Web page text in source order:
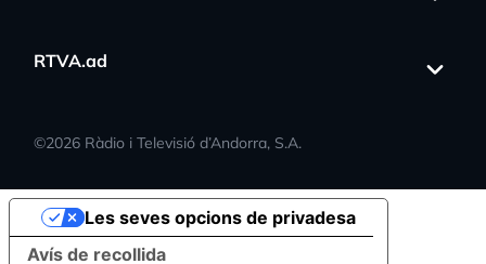
RTVA.ad
©2026 Ràdio i Televisió d’Andorra, S.A.
Avís de recollida
Les seves opcions de privadesa